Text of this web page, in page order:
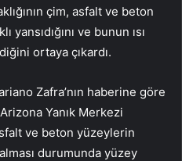
çim, asfalt ve beton
yansıdığını ve bunun ısı
ortaya çıkardı.
Zafra’nın haberine göre
Yanık Merkezi
ve beton yüzeylerin
durumunda yüzey